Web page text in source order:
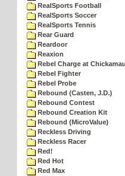
RealSports Football
RealSports Soccer
RealSports Tennis
Rear Guard
Reardoor
Reaxion
Rebel Charge at
Rebel Fighter
Rebel Probe
Rebound (Casten, J.D.)
Rebound Contest
Rebound Creation Kit
Rebound (MicroValue)
Reckless Driving
Reckless Racer
Red!
Red Hot
Red Max